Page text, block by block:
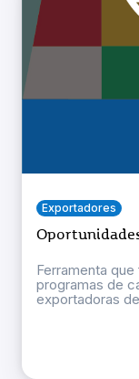
Exportadores
Ferramenta
programas de
exportadoras